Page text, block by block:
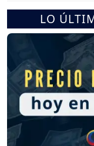
LO